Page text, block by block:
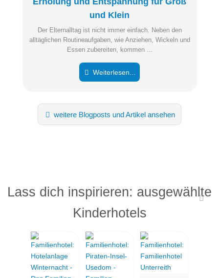
und Klein
Der Elternalltag ist nicht immer einfach. Neben den
alltäglichen Routineaufgaben, wie Anziehen, Wickeln und
Essen zubereiten, kommen ...
Weiterlesen...
weitere Blogposts und Artikel ansehen
Lass dich inspirieren: ausgewählte
Kinderhotels